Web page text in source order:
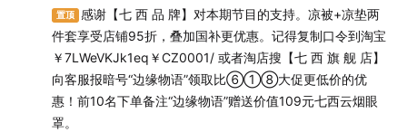
墨，寂静无声。然而，这份宁静却被一声惨叫打破。一户
农家的外院偏房内，男主人刘璋在睡梦中被利刃划破喉
咙，鲜血如注。他艰难地爬到邻居家门口，奄奄一息地等
待救援。而他的家人，却在内院的房间里，对这场血腥的
袭击毫无察觉。
置顶
感谢【七 西 品 牌】对本期节目的支持。凉被+凉垫两
件套享受店铺95折，叠加国补更优惠。记得复制口令到淘宝
￥7LWeVKJk1eq￥CZ0001/ 或者淘店搜【七 西 旗 舰 店】
向客服报暗号“边缘物语”领取比⑥①⑧大促更低价的优
惠！前10名下单备注“边缘物语”赠送价值109元七西云烟眼
罩。